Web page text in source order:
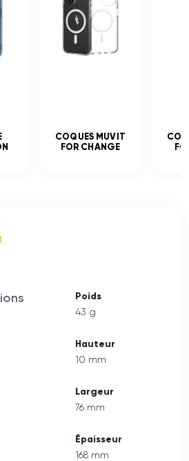
COQUES MUVIT
FOR CHANGE
Poids
43 g
Hauteur
10 mm
Largeur
76 mm
Épaisseur
168 mm